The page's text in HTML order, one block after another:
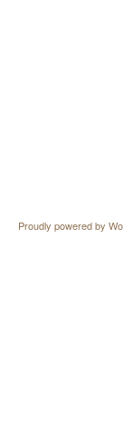
Proudly powered by